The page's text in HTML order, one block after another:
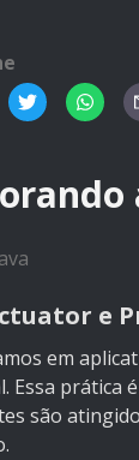
e
em
Essa prática
são